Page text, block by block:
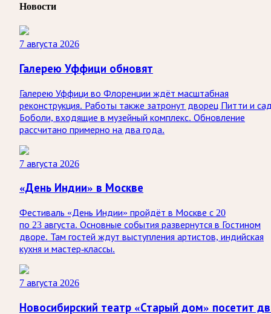
Новости
7 августа 2026
Галерею Уффици обновят
Галерею Уффици во Флоренции ждёт масштабная
реконструкция. Работы также затронут дворец Питти и
Боболи, входящие в музейный комплекс. Обновление
рассчитано примерно на два года.
7 августа 2026
«День Индии» в Москве
Фестиваль «День Индии» пройдёт в Москве с 20
по 23 августа. Основные события развернутся в Гостином
дворе. Там гостей ждут выступления артистов, индийская
кухня и мастер-классы.
7 августа 2026
Новосибирский театр «Старый дом» посетит